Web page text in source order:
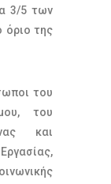
3/5 των
όριο της
του
του
και